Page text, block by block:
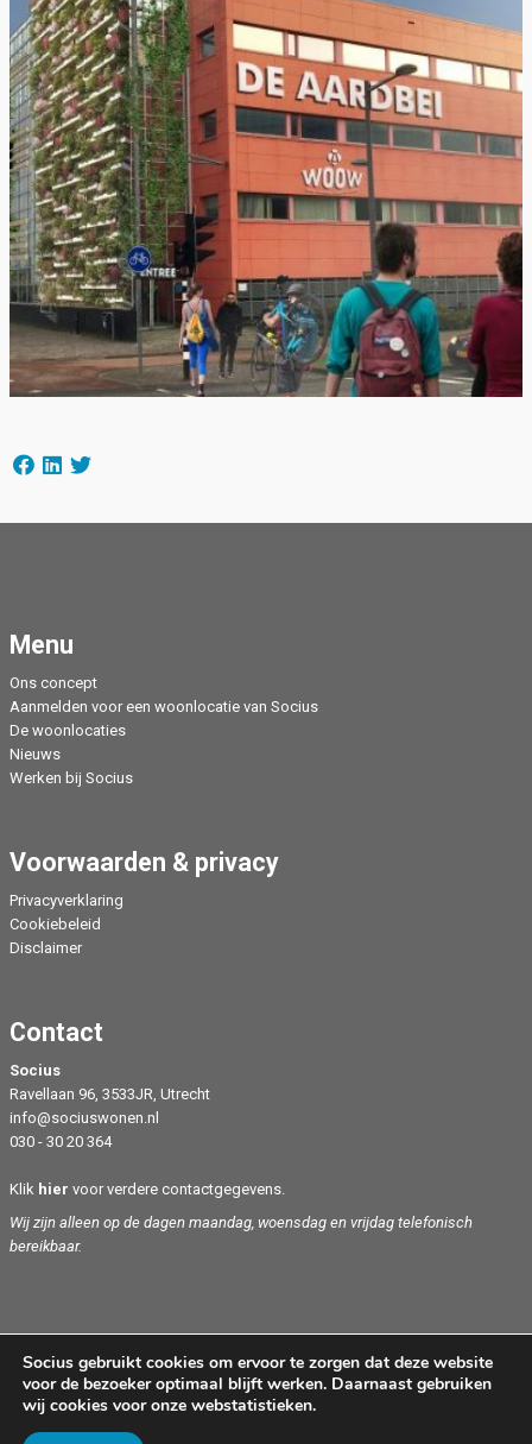
Menu
Ons concept
Aanmelden voor een woonlocatie van Socius
De woonlocaties
Nieuws
Werken bij Socius
Voorwaarden & privacy
Privacyverklaring
Cookiebeleid
Disclaimer
Contact
Socius
Ravellaan 96, 3533JR, Utrecht
info@sociuswonen.nl
030 - 30 20 364
Klik hier voor verdere contactgegevens.
Wij zijn alleen op de dagen maandag, woensdag en vrijdag telefonisch
bereikbaar.
Socius gebruikt cookies om ervoor te zorgen dat deze website
voor de bezoeker optimaal blijft werken. Daarnaast gebruiken
wij cookies voor onze webstatistieken.